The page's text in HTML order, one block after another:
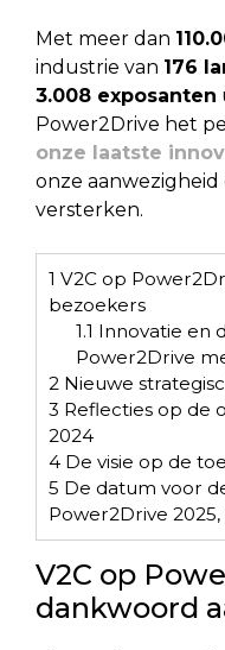
Met meer dan
industrie van 176
3.008 exposanten
Power2Drive het
onze laatste
onze
versterken.
1 V2C op
bezoekers
1.1 Innovatie en
Power2Drive
2 Nieuwe
3 Reflecties op de
2024
4 De visie op de
5 De datum voor
Power2Drive
V2C op
dankwoord